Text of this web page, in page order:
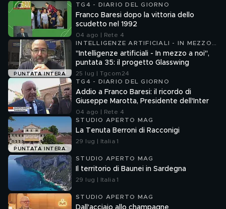
TG4 - DIARIO DEL GIORNO
Franco Baresi dopo la vittoria dello
scudetto nel 1992
04 ago | Rete 4
PUNTATA INTERA
INTELLIGENZE ARTIFICIALI - IN MEZZO
A NOI
"Intelligenze artificiali - In mezzo a noi",
puntata 35: il progetto Glasswing
25 lug | Tgcom24
TG4 - DIARIO DEL GIORNO
Addio a Franco Baresi: il ricordo di
Giuseppe Marotta, Presidente dell'Inter
04 ago | Rete 4
PUNTATA INTERA
STUDIO APERTO MAG
La Tenuta Berroni di Racconigi
29 lug | Italia 1
STUDIO APERTO MAG
Il territorio di Baunei in Sardegna
29 lug | Italia 1
STUDIO APERTO MAG
Dall'acciaio allo champagne